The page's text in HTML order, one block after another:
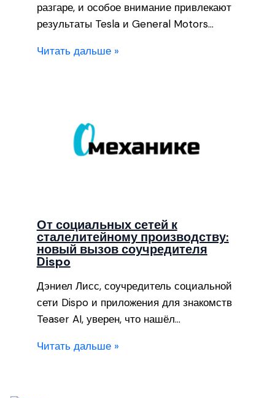
разгаре, и особое внимание привлекают
результаты Tesla и General Motors…
Читать дальше »
От социальных сетей к
сталелитейному производству:
новый вызов соучредителя
Dispo
Дэниел Лисс, соучредитель социальной
сети Dispo и приложения для знакомств
Teaser AI, уверен, что нашёл…
Читать дальше »